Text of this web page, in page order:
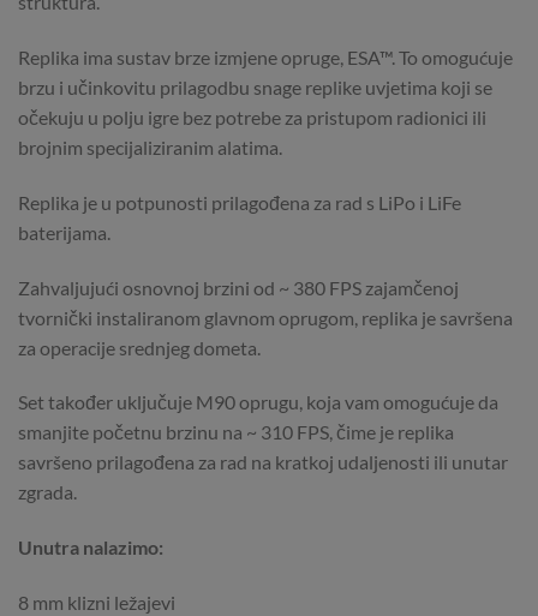
Replika ima sustav brze izmjene opruge, ESA™. To omogućuje
brzu i učinkovitu prilagodbu snage replike uvjetima koji se
očekuju u polju igre bez potrebe za pristupom radionici ili
brojnim specijaliziranim alatima.
Replika je u potpunosti prilagođena za rad s LiPo i LiFe
baterijama.
Zahvaljujući osnovnoj brzini od ~ 380 FPS zajamčenoj
tvornički instaliranom glavnom oprugom, replika je savršena
za operacije srednjeg dometa.
Set također uključuje M90 ​​oprugu, koja vam omogućuje da
smanjite početnu brzinu na ~ 310 FPS, čime je replika
savršeno prilagođena za rad na kratkoj udaljenosti ili unutar
zgrada.
Unutra nalazimo:
8 mm klizni ležajevi